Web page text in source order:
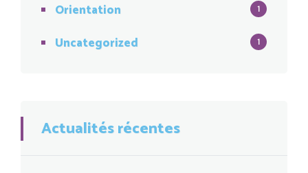
Orientation 1
Uncategorized 1
Actualités récentes